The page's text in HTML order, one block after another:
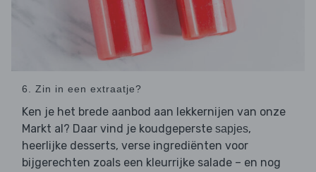
6. Zin in een extraatje?
Ken je het brede aanbod aan lekkernijen van onze
Markt al? Daar vind je koudgeperste sapjes,
heerlijke desserts, verse ingrediënten voor
bijgerechten zoals een kleurrijke salade – en nog